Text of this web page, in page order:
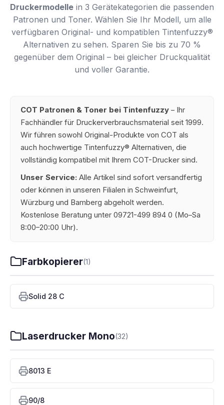
Druckermodelle in 3 Gerätekategorien die passenden
Patronen und Toner. Wählen Sie Ihr Modell, um alle
verfügbaren Original- und kompatiblen Tintenfuzzy®
Alternativen zu sehen. Sparen Sie bis zu 70 %
gegenüber dem Original – bei gleicher Druckqualität
und voller Garantie.
COT Patronen & Toner bei Tintenfuzzy – Ihr
Fachhändler für Druckerverbrauchsmaterial seit 1999.
Wir führen sowohl Original-Produkte von COT als
auch hochwertige Tintenfuzzy® Alternativen, die
vollständig kompatibel mit Ihrem COT-Drucker sind.
Unser Service: Alle Artikel sind sofort versandfertig
oder können in unseren Filialen in Schweinfurt,
Würzburg und Bamberg abgeholt werden.
Kostenlose Beratung unter 09721-499 894 0 (Mo–Sa
8:00–20:00 Uhr).
Farbkopierer(1)
Solid 28 C
Laserdrucker Mono(32)
8013 E
90/8